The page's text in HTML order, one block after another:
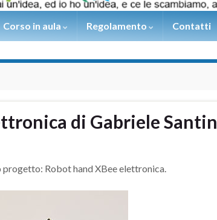
Corso in aula Regolamento Contatti
di Gabriele Santin
progetto: Robot hand XBee elettronica.